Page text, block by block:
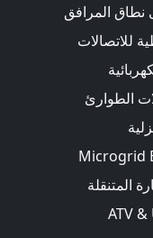
نطاق المرافق
للاتصالات
الطوارئ
المتنقلة